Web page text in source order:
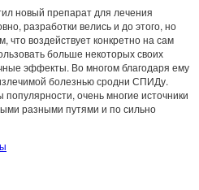
новый препарат для лечения
разработки велись и до этого, но
что воздействует конкретно на сам
больше некоторых своих
эффекты. Во многом благодаря ему
болезнью сродни СПИДу.
очень многие источники
разными путями и по сильно